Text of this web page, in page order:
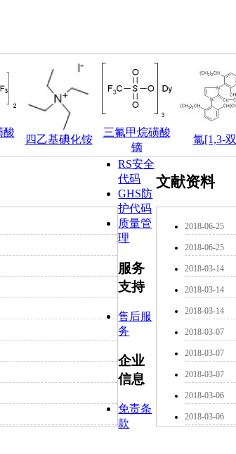
酸
四乙基碘化铵
三氟甲烷磺酸
镝
氯[1,3-双
文献资料
2018-06-25
2018-06-25
2018-03-14
2018-03-14
2018-03-14
2018-03-07
2018-03-07
2018-03-07
2018-03-06
2018-03-06
RS安全
代码
GHS防
护代码
质量管
理
服务
支持
售后服
务
企业
信息
免责条
款